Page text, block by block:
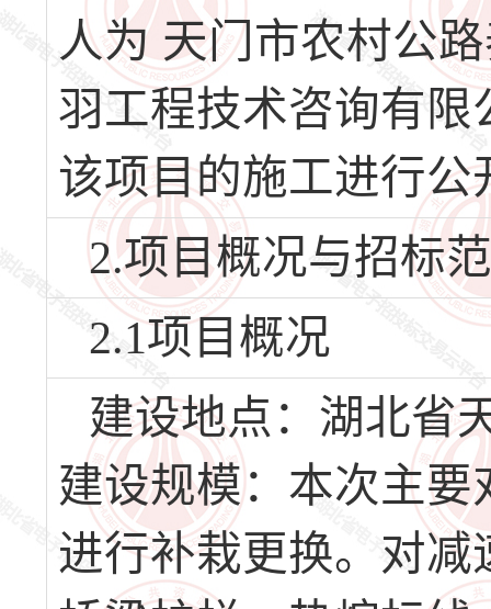
人为 天门市农村公
羽工程技术咨询有
该项目的施工进行公
2.项目概况与招标
2.1项目概况
建设地点：湖北省
建设规模：本次主要
进行补栽更换。对